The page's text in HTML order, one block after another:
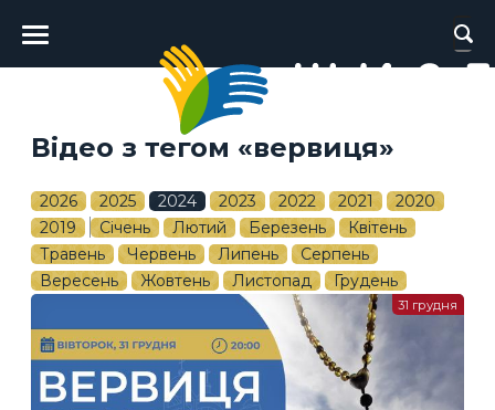
Головне
меню
Відео з тегом «вервиця»
2026 2025 2024 2023 2022 2021
2020
2019
Січень Лютий Березень
Квітень
Травень
Червень Липень
Серпень
Вересень
Жовтень Листопад Грудень
31 грудня